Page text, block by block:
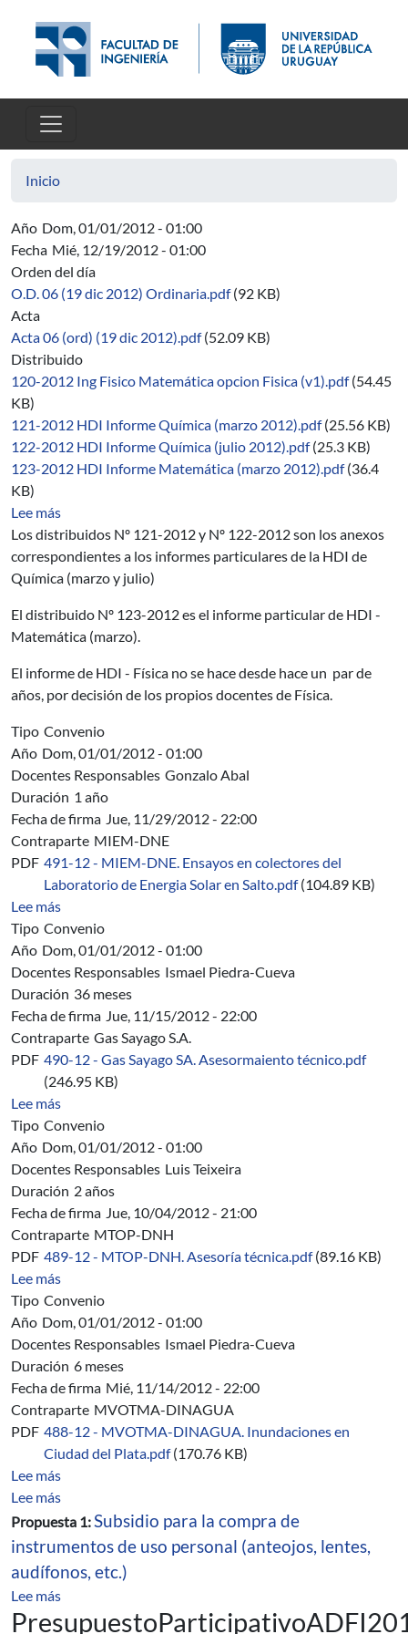
Inicio
Año Dom, 01/01/2012 - 01:00
Fecha Mié, 12/19/2012 - 01:00
Orden del día
O.D. 06 (19 dic 2012) Ordinaria.pdf (92 KB)
Acta
Acta 06 (ord) (19 dic 2012).pdf (52.09 KB)
Distribuido
120-2012 Ing Fisico Matemática opcion Fisica (v1).pdf (54.45
KB)
121-2012 HDI Informe Química (marzo 2012).pdf (25.56 KB)
122-2012 HDI Informe Química (julio 2012).pdf (25.3 KB)
123-2012 HDI Informe Matemática (marzo 2012).pdf (36.4
KB)
Lee mássobre 06/2012-2014
Los distribuidos Nº 121-2012 y Nº 122-2012 son los anexos
correspondientes a los informes particulares de la HDI de
Química (marzo y julio)
El distribuido Nº 123-2012 es el informe particular de HDI -
Matemática (marzo).
El informe de HDI - Física no se hace desde hace un par de
años, por decisión de los propios docentes de Física.
Tipo Convenio
Año Dom, 01/01/2012 - 01:00
Docentes Responsables Gonzalo Abal
Duración 1 año
Fecha de firma Jue, 11/29/2012 - 22:00
Contraparte MIEM-DNE
PDF 491-12 - MIEM-DNE. Ensayos en colectores del
Laboratorio de Energia Solar en Salto.pdf (104.89 KB)
Lee mássobre 491/12 - MIEM-DNE. Ensayos térmicos de
Tipo Convenio
Año Dom, 01/01/2012 - 01:00
Docentes Responsables Ismael Piedra-Cueva
Duración 36 meses
Fecha de firma Jue, 11/15/2012 - 22:00
Contraparte Gas Sayago S.A.
PDF 490-12 - Gas Sayago SA. Asesormaiento técnico.pdf
(246.95 KB)
Lee mássobre 490/12 - Gas Sayago S.A. - Convenio de
Tipo Convenio
Año Dom, 01/01/2012 - 01:00
Docentes Responsables Luis Teixeira
Duración 2 años
Fecha de firma Jue, 10/04/2012 - 21:00
Contraparte MTOP-DNH
PDF 489-12 - MTOP-DNH. Asesoría técnica.pdf (89.16 KB)
Lee mássobre 489/12 - MTOP-DNH. Convenio Específico de
Tipo Convenio
Año Dom, 01/01/2012 - 01:00
Docentes Responsables Ismael Piedra-Cueva
Duración 6 meses
Fecha de firma Mié, 11/14/2012 - 22:00
Contraparte MVOTMA-DINAGUA
PDF 488-12 - MVOTMA-DINAGUA. Inundaciones en
Ciudad del Plata.pdf (170.76 KB)
Lee mássobre 488/12 - MVOTMA-DINAGUA. Estudio de
Lee mássobre Presupuesto Participativo ADFI 2012
Propuesta 1:Subsidio para la compra de
instrumentos de uso personal (anteojos, lentes,
audífonos, etc.)
Lee mássobre Presupuesto Participativo ADFI 2012